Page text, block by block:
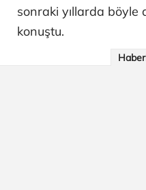
sonraki yıllarda böyle
konuştu.